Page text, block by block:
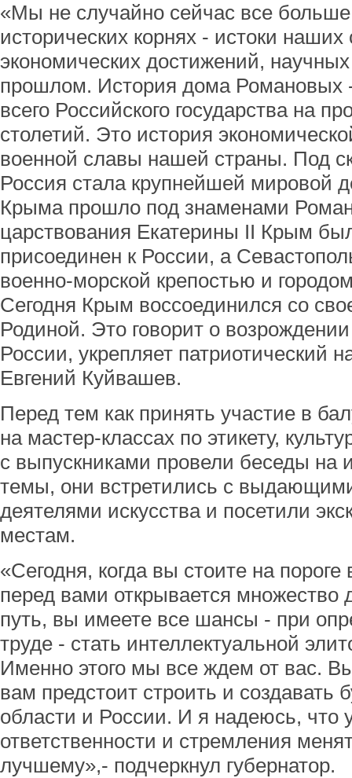
«Мы не случайно сейчас все
исторических корнях - истоки
экономических достижений,
прошлом. История дома Романовых -
всего Российского государства на
столетий. Это история
военной славы нашей страны. Под
Россия стала крупнейшей мировой
Крыма прошло под знаменами
царствования Екатерины II Крым
присоединен к России, а
военно-морской крепостью и
Сегодня Крым воссоединился со
Родиной. Это говорит о
России, укрепляет патриотический
Евгений Куйвашев.
Перед тем как принять участие в
на мастер-классах по этикету,
с выпускниками провели беседы на
темы, они встретились с
деятелями искусства и посетили
местам.
«Сегодня, когда вы стоите на
перед вами открывается
путь, вы имеете все шансы - при
труде - стать интеллектуальной
Именно этого мы все ждем от вас.
вам предстоит строить и создавать
области и России. И я надеюсь, что
ответственности и стремления
лучшему»,- подчеркнул губернатор.